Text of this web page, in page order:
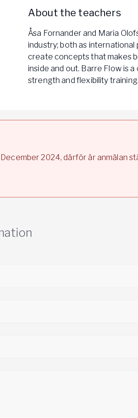
About the teachers
Åsa Fornander and Maria
industry; both as
create concepts that makes
inside and out. Barre Flow is
strength and flexibility training.
2024, därför är anmälan